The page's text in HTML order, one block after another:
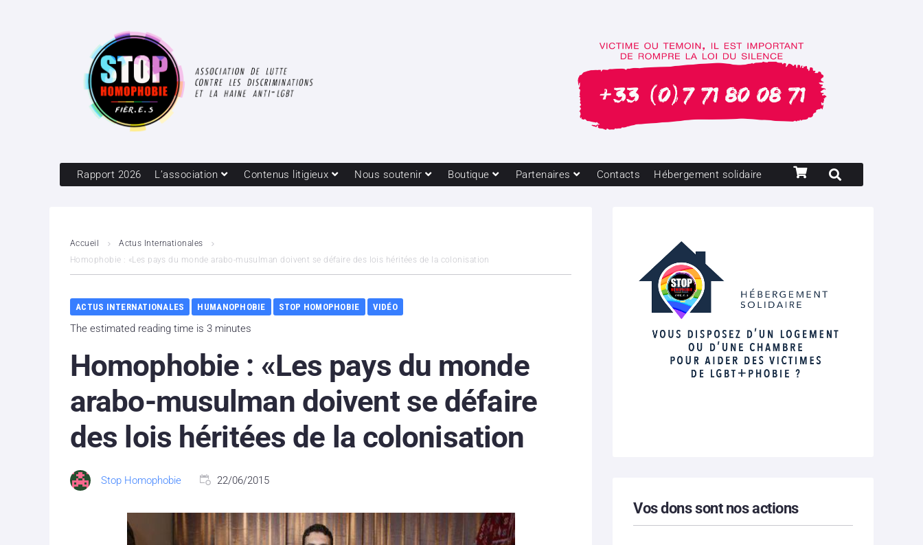
Rapport 2026 L’association Contenus litigieux Nous soutenir Boutique Partenaires Contacts Hébergement solidaire
Accueil
Actus Internationales
Homophobie : «Les pays du monde arabo-musulman doivent se défaire des lois héritées de la colonisation
ACTUS INTERNATIONALES HUMANOPHOBIE STOP HOMOPHOBIE VIDÉO
The estimated reading time is 3 minutes
Homophobie : «Les pays du monde
arabo-musulman doivent se défaire
des lois héritées de la colonisation
Stop Homophobie 22/06/2015
Vos dons sont nos actions